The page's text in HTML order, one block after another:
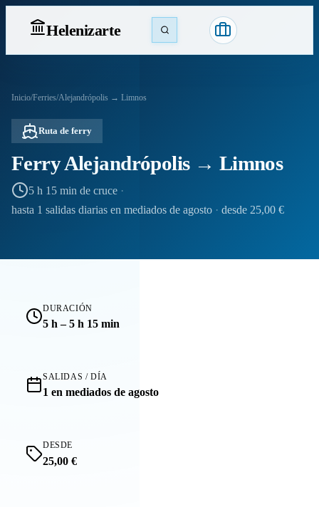
Helenizarte
Inicio/Ferries/Alejandrópolis → Limnos
Ruta de ferry
Ferry Alejandrópolis → Limnos
5 h 15 min de cruce ·
hasta 1 salidas diarias en mediados de agosto · desde 25,00 €
DURACIÓN
5 h – 5 h 15 min
SALIDAS / DÍA
1 en mediados de agosto
DESDE
25,00 €